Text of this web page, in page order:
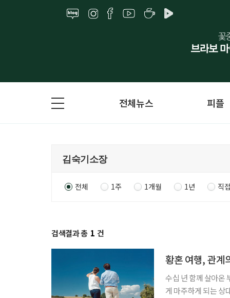
전체뉴스 피플
전체 1주 1개월 1년 직
검색결과 총 1 건
황혼 여행, 관계
수십 년 함께 살아온
게 마주하게 되는 상